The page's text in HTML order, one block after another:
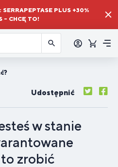
PLUS +30%
– CHCĘ TO!
się
Koszyk
Udostępnić
w stanie
zrobić